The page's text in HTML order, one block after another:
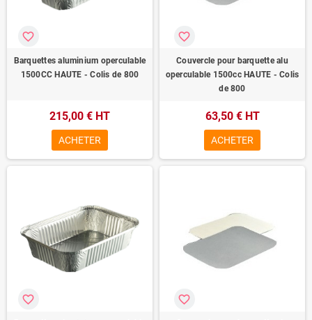
Barquettes aluminium operculable
1500CC HAUTE - Colis de 800
favorite_border
215,00 € HT
ACHETER
Couvercle pour barquette alu
operculable 1500cc HAUTE - Colis
de 800
favorite_border
63,50 € HT
ACHETER
favorite_border favorite_border